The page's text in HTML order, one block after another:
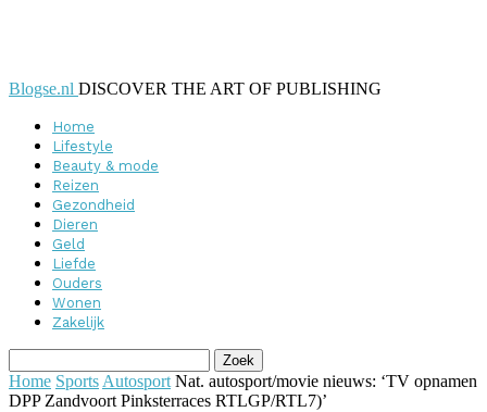
Blogse.nl DISCOVER THE ART OF PUBLISHING
Home
Lifestyle
Beauty & mode
Reizen
Gezondheid
Dieren
Geld
Liefde
Ouders
Wonen
Zakelijk
Home Sports Autosport Nat. autosport/movie nieuws: ‘TV opnamen
DPP Zandvoort Pinksterraces RTLGP/RTL7)’